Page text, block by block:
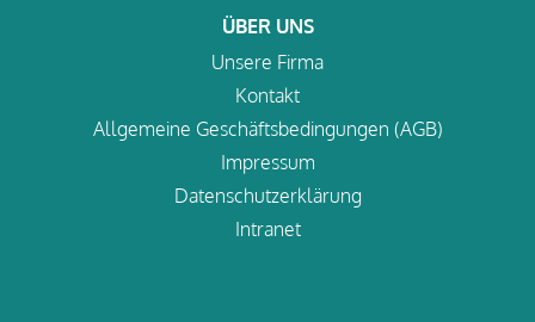
ÜBER UNS
Unsere Firma
Kontakt
Allgemeine Geschäftsbedingungen (AGB)
Impressum
Datenschutzerklärung
Intranet